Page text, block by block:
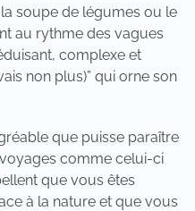
soupe de légumes ou le
au rythme des vagues
complexe et
non plus)” qui orne son
que puisse paraître
comme celui-ci
que vous êtes
à la nature et que vous